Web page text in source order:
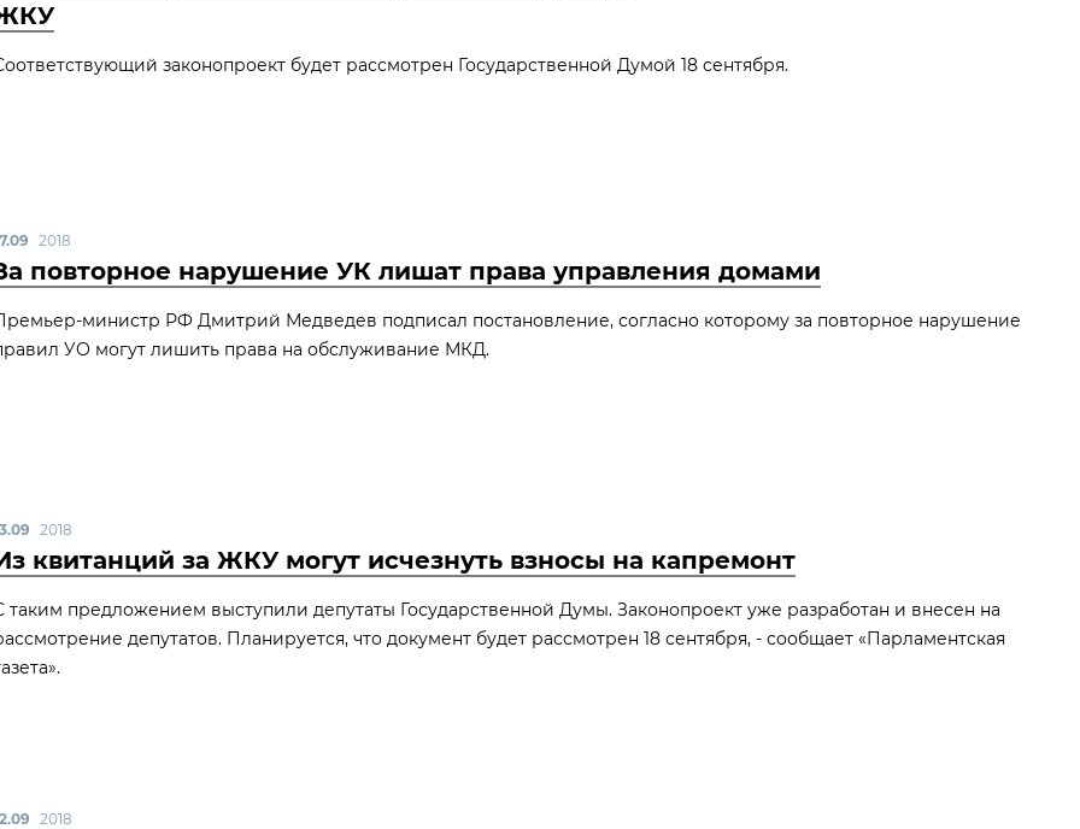
законопроект будет рассмотрен Государственной Думой 18 сентября.
2018
повторное нарушение УК лишат права управления домами
министр РФ Дмитрий Медведев подписал постановление, согласно которому за повторное нарушение
УО могут лишить права на обслуживание МКД.
2018
квитанций за ЖКУ могут исчезнуть взносы на капремонт
таким предложением выступили депутаты Государственной Думы. Законопроект уже разработан и внесен на
депутатов. Планируется, что документ будет рассмотрен 18 сентября, - сообщает «Парламентская
2018